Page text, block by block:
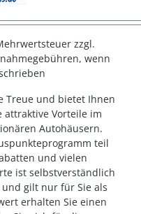
zzgl.
wenn
Treue und bietet Ihnen
attraktive Vorteile im
Autohäusern.
teil
und vielen
ist selbstverständlich
gilt nur für Sie als
erhalten Sie einen